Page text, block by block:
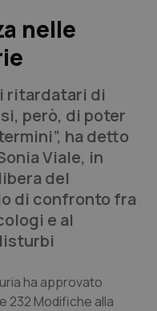
nelle
ritardatari di
però, di poter
ha detto
Viale, in
del
di confronto fra
e al
ha approvato
232 Modifiche alla